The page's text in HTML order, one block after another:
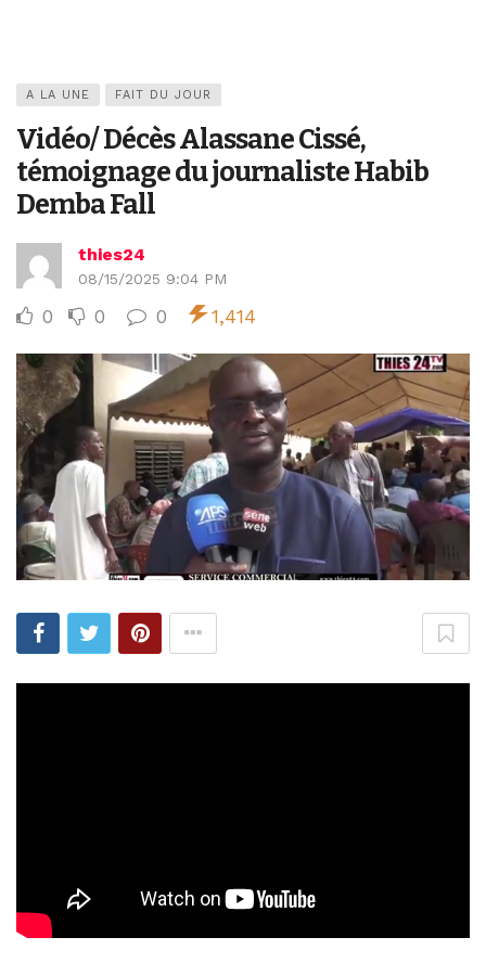
A LA UNE FAIT DU JOUR
Vidéo/ Décès Alassane Cissé,
témoignage du journaliste Habib
Demba Fall
thies24
08/15/2025 9:04 PM
0 0 0 1,414